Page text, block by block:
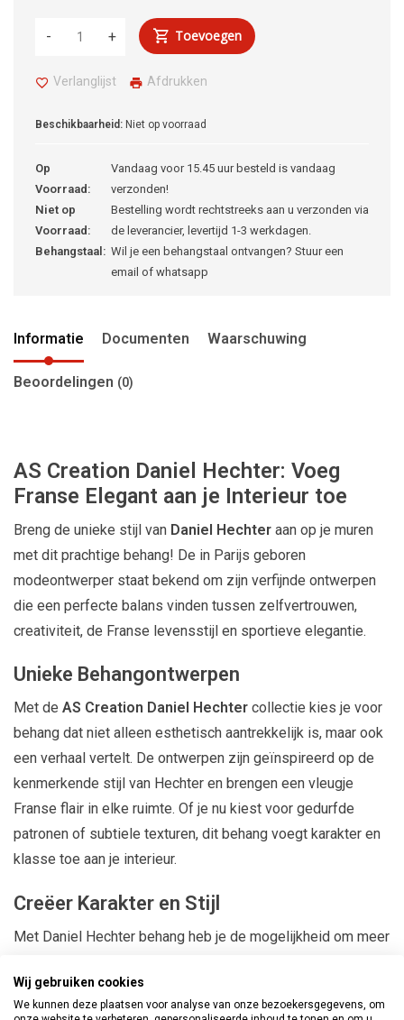
+
- Toevoegen
Verlanglijst Afdrukken
Beschikbaarheid: Niet op voorraad
Op
Voorraad:
Vandaag voor 15.45 uur besteld is vandaag
verzonden!
Niet op
Voorraad:
Bestelling wordt rechtstreeks aan u verzonden via
de leverancier, levertijd 1-3 werkdagen.
Behangstaal: Wil je een behangstaal ontvangen? Stuur een
email of whatsapp
Informatie Documenten Waarschuwing
Beoordelingen (0)
AS Creation Daniel Hechter: Voeg
Franse Elegant aan je Interieur toe
Breng de unieke stijl van Daniel Hechter aan op je muren
met dit prachtige behang! De in Parijs geboren
modeontwerper staat bekend om zijn verfijnde ontwerpen
die een perfecte balans vinden tussen zelfvertrouwen,
creativiteit, de Franse levensstijl en sportieve elegantie.
Unieke Behangontwerpen
Met de AS Creation Daniel Hechter collectie kies je voor
behang dat niet alleen esthetisch aantrekkelijk is, maar ook
een verhaal vertelt. De ontwerpen zijn geïnspireerd op de
kenmerkende stijl van Hechter en brengen een vleugje
Franse flair in elke ruimte. Of je nu kiest voor gedurfde
patronen of subtiele texturen, dit behang voegt karakter en
klasse toe aan je interieur.
Creëer Karakter en Stijl
Met Daniel Hechter behang heb je de mogelijkheid om meer
behang is perfect voor het creëren van een statementwand
of het transformeren van een hele kamer in een stijlvolle en
Wij gebruiken cookies
We kunnen deze plaatsen voor analyse van onze bezoekersgegevens, om